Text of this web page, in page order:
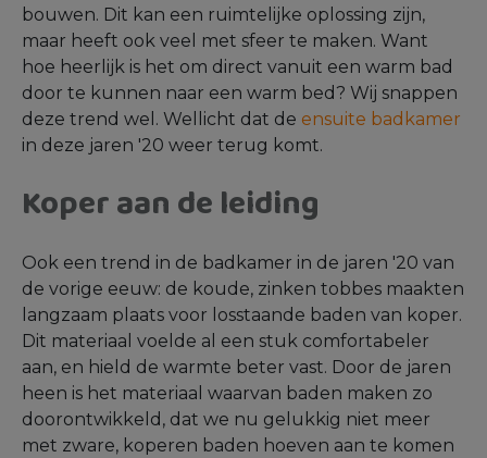
bouwen. Dit kan een ruimtelijke oplossing zijn,
maar heeft ook veel met sfeer te maken. Want
hoe heerlijk is het om direct vanuit een warm bad
door te kunnen naar een warm bed? Wij snappen
deze trend wel. Wellicht dat de ensuite badkamer
in deze jaren '20 weer terug komt.
Koper aan de leiding
Ook een trend in de badkamer in de jaren '20 van
de vorige eeuw: de koude, zinken tobbes maakten
langzaam plaats voor losstaande baden van koper.
Dit materiaal voelde al een stuk comfortabeler
aan, en hield de warmte beter vast. Door de jaren
heen is het materiaal waarvan baden maken zo
doorontwikkeld, dat we nu gelukkig niet meer
met zware, koperen baden hoeven aan te komen